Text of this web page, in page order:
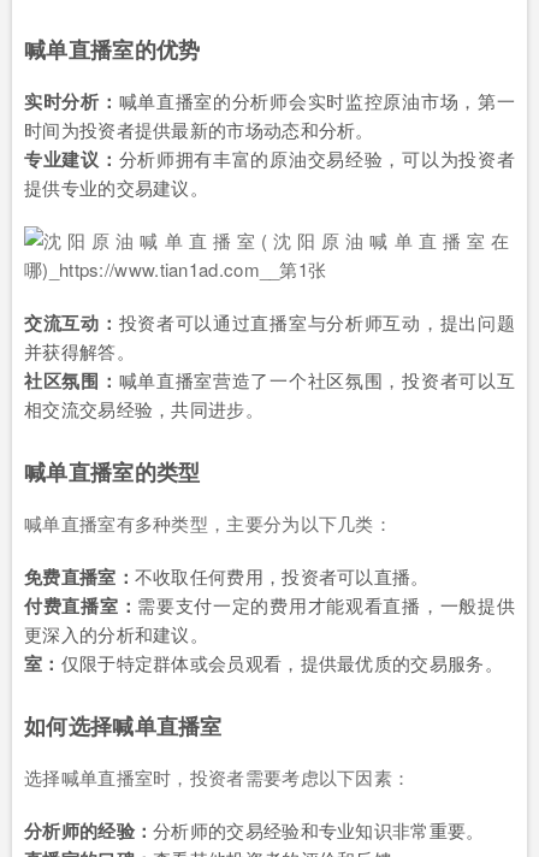
喊单直播室的优势
实时分析： 喊单直播室的分析师会实时监控原油市场，第一
时间为投资者提供最新的市场动态和分析。
专业建议： 分析师拥有丰富的原油交易经验，可以为投资者
提供专业的交易建议。
交流互动： 投资者可以通过直播室与分析师互动，提出问题
并获得解答。
社区氛围： 喊单直播室营造了一个社区氛围，投资者可以互
相交流交易经验，共同进步。
喊单直播室的类型
喊单直播室有多种类型，主要分为以下几类：
免费直播室： 不收取任何费用，投资者可以直播。
付费直播室： 需要支付一定的费用才能观看直播，一般提供
更深入的分析和建议。
室： 仅限于特定群体或会员观看，提供最优质的交易服务。
如何选择喊单直播室
选择喊单直播室时，投资者需要考虑以下因素：
分析师的经验：分析师的交易经验和专业知识非常重要。